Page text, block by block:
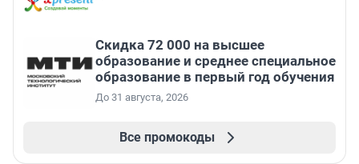
Скидка 72 000 на высшее
образование и среднее специальное
образование в первый год обучения
До 31 августа, 2026
Все промокоды